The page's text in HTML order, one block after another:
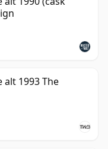
alt 1993 The